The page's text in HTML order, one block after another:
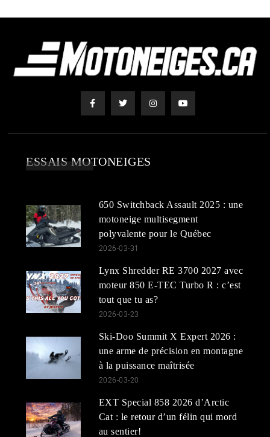
ESSAIS MOTONEIGES
650 Switchback Assault 2025 : une
motoneige multisegment
polyvalente pour le Québec
2026-03-31
Lynx Shredder RE 3700 2027 avec
moteur 850 E-TEC Turbo R : c’est
tout que tu as?
2026-03-23
Ski-Doo Summit X Expert 2026 :
une arme de précision en montagne
à la puissance maîtrisée
2026-03-20
EXT Special 858 2026 d’Arctic
Cat : le retour d’un félin qui mord
au sentier!